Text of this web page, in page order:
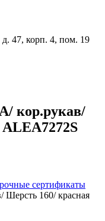
47, корп. 4, пом. 19
кор.рукав/
сертификаты
Шерсть 160/ красная